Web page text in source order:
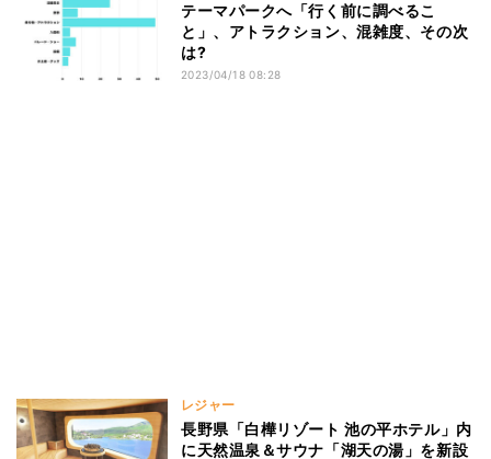
テーマパークへ「行く前に調べるこ
と」、アトラクション、混雑度、その次
は?
2023/04/18 08:28
レジャー
長野県「白樺リゾート 池の平ホテル」内
に天然温泉＆サウナ「湖天の湯」を新設